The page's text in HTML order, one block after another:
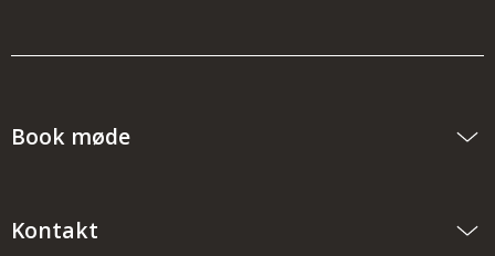
Book møde
Kontakt